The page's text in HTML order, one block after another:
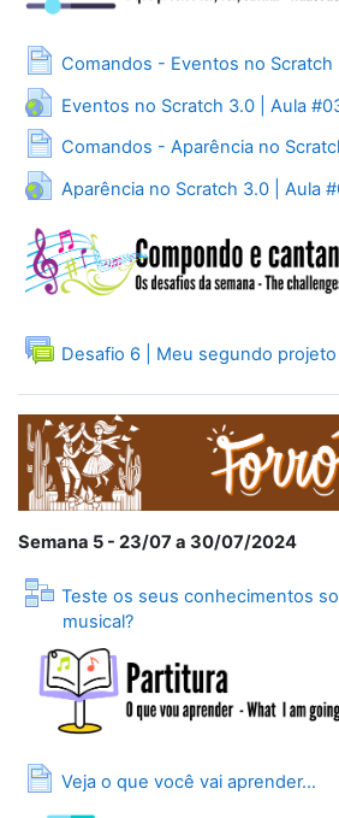
Comandos - Eventos no Scratch
Eventos no Scratch 3.0 | Aula URL
Comandos - Aparência no
Aparência no Scratch 3.0 | Aula
Desafio 6 | Meu segundo projeto
Semana 5 - 23/07 a 30/07/2024
Teste os seus conhecimentos
musical?
Lição
Veja o que você vai aprender...
Página